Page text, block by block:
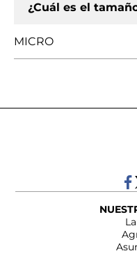
¿Cuál es el
MICRO